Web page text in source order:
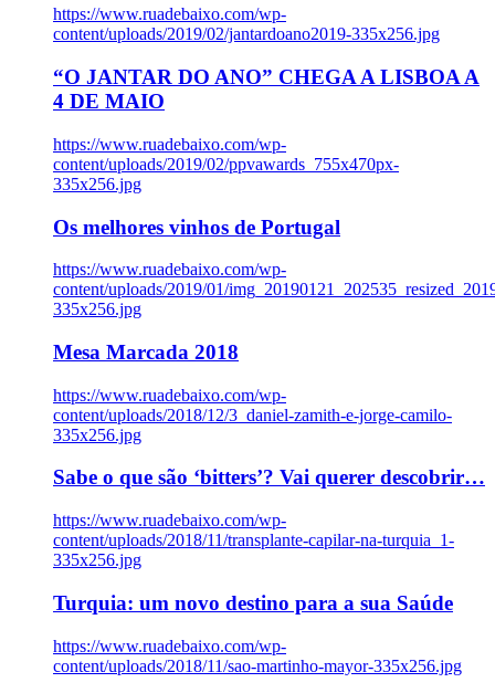
https://www.ruadebaixo.com/wp-
content/uploads/2019/02/jantardoano2019-335x256.jpg
“O JANTAR DO ANO” CHEGA A LISBOA A
4 DE MAIO
https://www.ruadebaixo.com/wp-
content/uploads/2019/02/ppvawards_755x470px-
335x256.jpg
Os melhores vinhos de Portugal
https://www.ruadebaixo.com/wp-
content/uploads/2019/01/
335x256.jpg
Mesa Marcada 2018
https://www.ruadebaixo.com/wp-
content/uploads/2018/12/3_daniel-zamith-e-jorge-camilo-
335x256.jpg
Sabe o que são ‘bitters’? Vai querer descobrir…
https://www.ruadebaixo.com/wp-
content/uploads/2018/11/transplante-capilar-na-turquia_1-
335x256.jpg
Turquia: um novo destino para a sua Saúde
https://www.ruadebaixo.com/wp-
content/uploads/2018/11/sao-martinho-mayor-335x256.jpg